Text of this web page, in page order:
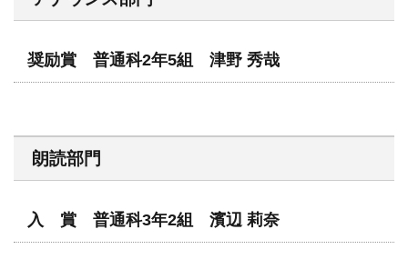
奨励賞 普通科2年5組 津野 秀哉
朗読部門
入 賞 普通科3年2組 濱辺 莉奈